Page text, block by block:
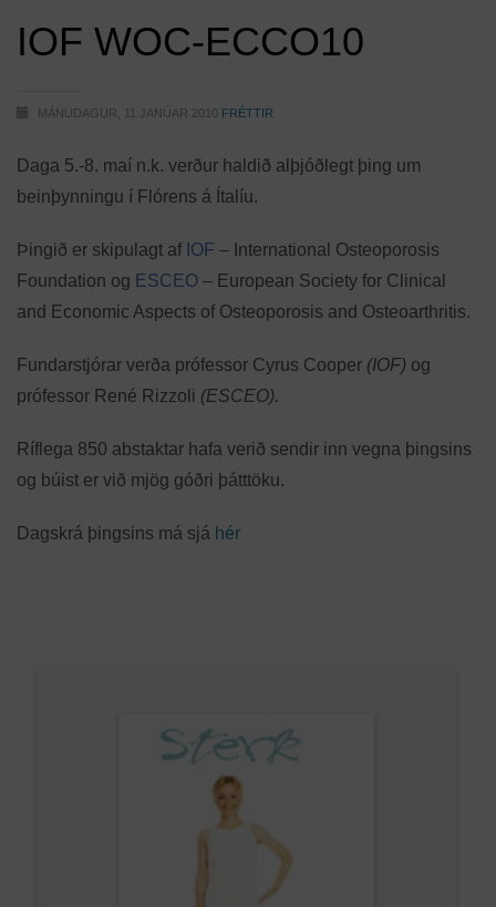
IOF WOC-ECCO10
MÁNUDAGUR, 11 JANÚAR 2010 FRÉTTIR
Daga 5.-8. maí n.k. verður haldið alþjóðlegt þing um
beinþynningu í Flórens á Ítalíu.
Þingið er skipulagt af IOF – International Osteoporosis
Foundation og ESCEO – European Society for Clinical
and Economic Aspects of Osteoporosis and Osteoarthritis.
Fundarstjórar verða prófessor Cyrus Cooper (IOF) og
prófessor René Rizzoli (ESCEO).
Ríflega 850 abstaktar hafa verið sendir inn vegna þingsins
og búist er við mjög góðri þátttöku.
Dagskrá þingsins má sjá hér